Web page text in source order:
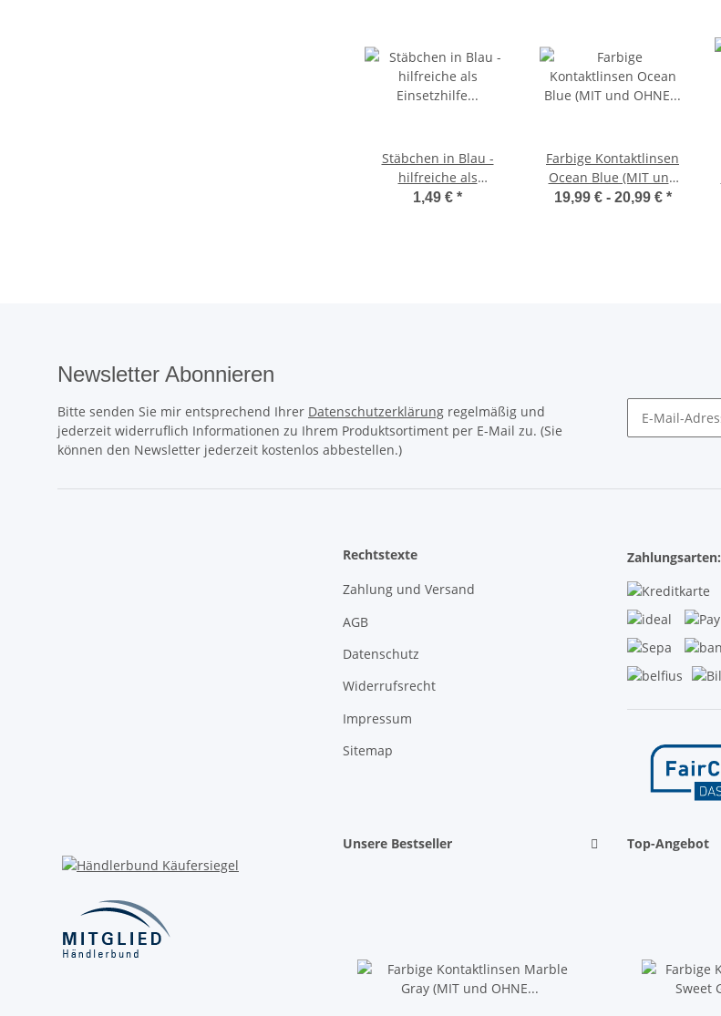
Stäbchen in Blau -
hilfreiche als
Einsetzhilfe für
1,49 € *
Farbige Kontaktlinsen
Ocean Blue (MIT und
OHNE Stärke/Power -
19,99 € - 20,99 € *
Newsletter Abonnieren
Bitte senden Sie mir entsprechend Ihrer Datenschutzerklärung regelmäßig und
jederzeit widerruflich Informationen zu Ihrem Produktsortiment per E-Mail zu. (Sie
können den Newsletter jederzeit kostenlos abbestellen.)
Rechtstexte
Zahlung und Versand
AGB
Datenschutz
Widerrufsrecht
Impressum
Sitemap
Zahlungsarten:
Unsere Bestseller Top-Angebot